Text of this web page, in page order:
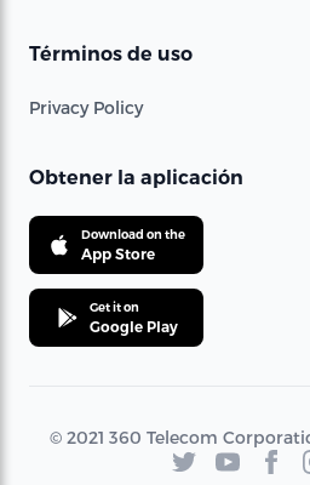
Términos de uso
Privacy Policy
Obtener la aplicación
Download on the
App Store
Get it on
Google Play
© 2021 360 Telecom